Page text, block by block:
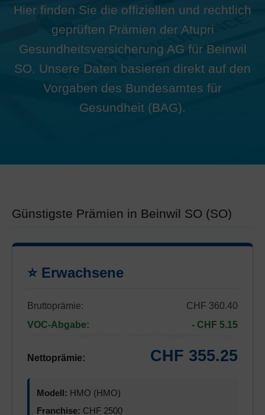
Hier finden Sie die offiziellen und rechtlich
geprüften Prämien der Atupri
Gesundheitsversicherung AG für Beinwil
SO. Unsere Daten basieren direkt auf den
Vorgaben des Bundesamtes für
Gesundheit (BAG).
Günstigste Prämien in Beinwil SO (SO)
⭐ Erwachsene
Bruttoprämie:
CHF 360.40
VOC-Abgabe:
- CHF 5.15
Nettoprämie: CHF 355.25
Modell: HMO (HMO)
Franchise: CHF 2500